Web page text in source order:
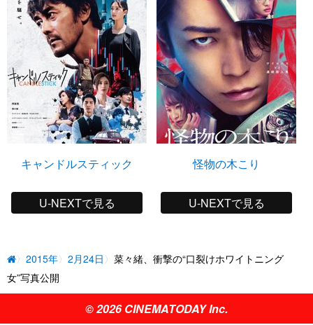
キャンドルスティック
U-NEXTで見る
怪物の木こり
U-NEXTで見る
2015年 2月24日
菜々緒、衝撃の“口裂けホワイトニング
女”写真公開
© 2026 CINEMATODAY Inc.